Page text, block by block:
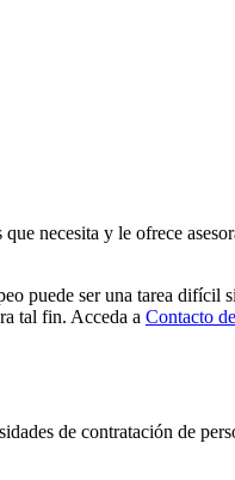
necesita y le ofrece
puede ser una tarea
tal fin. Acceda a Contacto
de contratación de